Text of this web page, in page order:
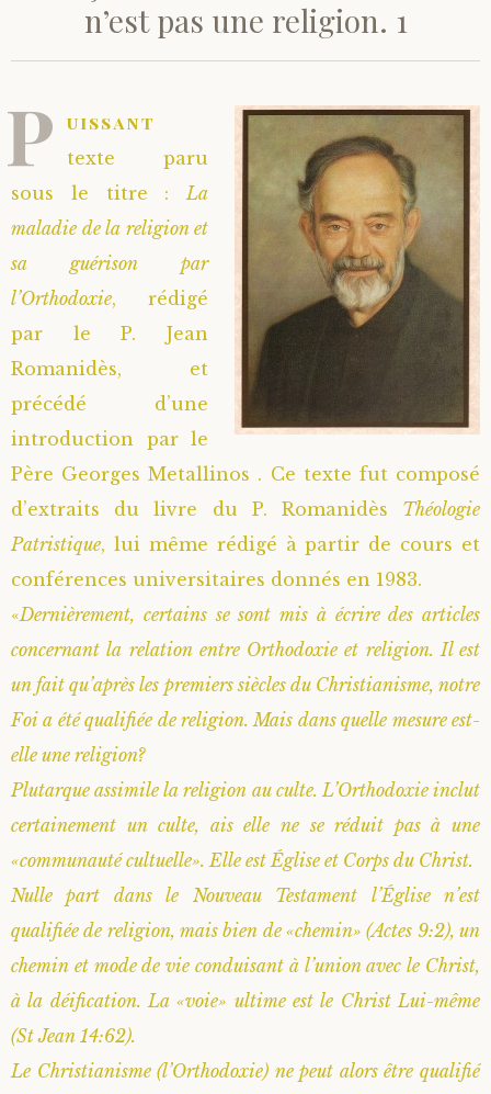
n’est pas une religion. 1
P uissant
texte paru
sous le titre :La
maladie de la religion et
sa guérison par
l’Orthodoxie, rédigé
par le P. Jean
Romanidès, et
précédé d’une
introduction par le
Père Georges Metallinos . Ce texte fut composé
d’extraits du livre du P. Romanidès Théologie
Patristique, lui même rédigé à partir de cours et
conférences universitaires donnés en 1983.
«Dernièrement, certains se sont mis à écrire des articles
concernant la relation entre Orthodoxie et religion. Il est
un fait qu’après les premiers siècles du Christianisme, notre
Foi a été qualifiée de religion. Mais dans quelle mesure est-
elle une religion?
Plutarque assimile la religion au culte. L’Orthodoxie inclut
certainement un culte, ais elle ne se réduit pas à une
«communauté cultuelle». Elle est Église et Corps du Christ.
Nulle part dans le Nouveau Testament l’Église n’est
qualifiée de religion, mais bien de «chemin» (Actes 9:2), un
chemin et mode de vie conduisant à l’union avec le Christ,
à la déification. La «voie» ultime est le Christ Lui-même
(St Jean 14:62).
Le Christianisme (l’Orthodoxie) ne peut alors être qualifié